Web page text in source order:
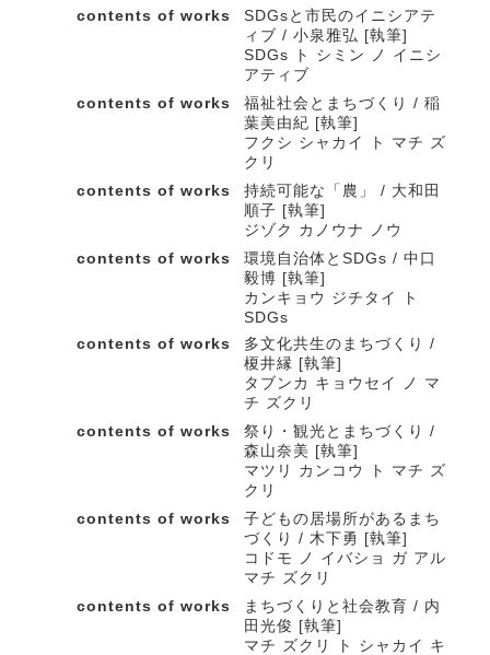
contents of works
SDGsと市民のイニシアテ
ィブ / 小泉雅弘 [執筆]
SDGs ト シミン ノ イニシ
アティブ
contents of works
福祉社会とまちづくり / 稲
葉美由紀 [執筆]
フクシ シャカイ ト マチ ズ
クリ
contents of works
持続可能な「農」 / 大和田
順子 [執筆]
ジゾク カノウナ ノウ
contents of works
環境自治体とSDGs / 中口
毅博 [執筆]
カンキョウ ジチタイ ト
SDGs
contents of works
多文化共生のまちづくり /
榎井縁 [執筆]
タブンカ キョウセイ ノ マ
チ ズクリ
contents of works
祭り・観光とまちづくり /
森山奈美 [執筆]
マツリ カンコウ ト マチ ズ
クリ
contents of works
子どもの居場所があるまち
づくり / 木下勇 [執筆]
コドモ ノ イバショ ガ アル
マチ ズクリ
contents of works
まちづくりと社会教育 / 内
田光俊 [執筆]
マチ ズクリ ト シャカイ キ